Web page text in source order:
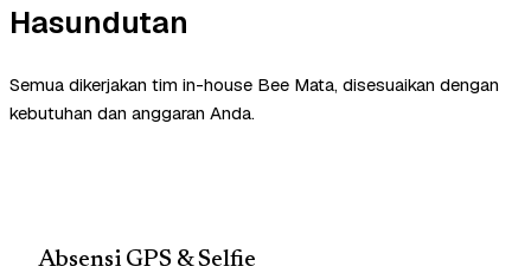
Hasundutan
Semua dikerjakan tim in-house Bee Mata, disesuaikan dengan
kebutuhan dan anggaran Anda.
Absensi GPS & Selfie